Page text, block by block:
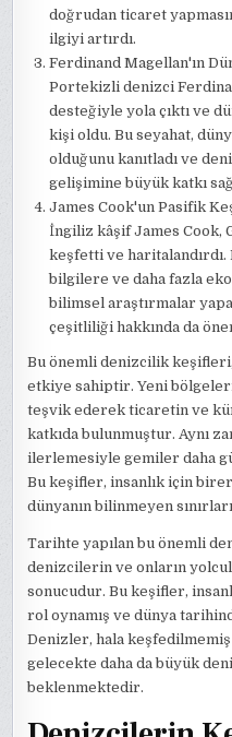
doğrudan ticaret
ilgiyi artırdı.
Ferdinand Magellan'ın
Portekizli denizci
desteğiyle yola çıktı ve
kişi oldu. Bu seyahat,
olduğunu kanıtladı ve
gelişimine büyük katkı
James Cook'un Pasifik
İngiliz kâşif James Cook,
keşfetti ve
bilgilere ve daha fazla
bilimsel araştırmalar
çeşitliliği hakkında da
Bu önemli denizcilik
etkiye sahiptir. Yeni
teşvik ederek ticaretin ve
katkıda bulunmuştur. Aynı
ilerlemesiyle gemiler daha
Bu keşifler, insanlık için
dünyanın bilinmeyen
Tarihte yapılan bu önemli
denizcilerin ve onların
sonucudur. Bu keşifler,
rol oynamış ve dünya
Denizler, hala
gelecekte daha da büyük
beklenmektedir.